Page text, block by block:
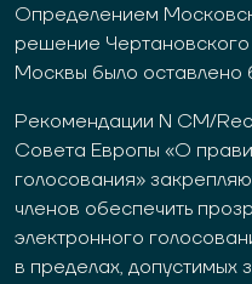
Определением
решение
Москвы было оставлено
Рекомендации N CM/
Совета Европы «О
голосования»
членов обеспечить
электронного
в пределах, допустимых